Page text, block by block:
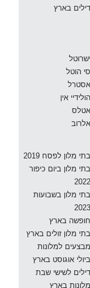
דילים בארץ
ישרוטל
סי הוטל
אסטרל
הולידיי אין
אטלס
אלרוב
בתי מלון לפסח 2019
בתי מלון ביום כיפור
2022
בתי מלון בשבועות
2023
חופשה בארץ
בתי מלון זולים בארץ
מבצעים למלונות
ביולי אוגוסט בארץ
דילים לשישי שבת
מלונות בארץ